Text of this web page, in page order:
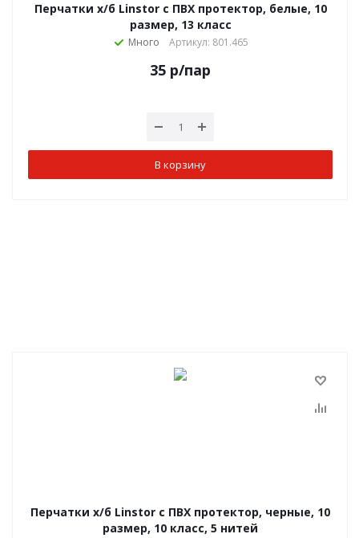
Перчатки х/б Linstor с ПВХ протектор, белые, 10
размер, 13 класс
Много Артикул: 801.465
35 р/пар
В корзину
Перчатки х/б Linstor с ПВХ протектор, черные, 10
размер, 10 класс, 5 нитей